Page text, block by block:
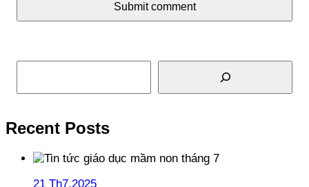
Submit comment
Tìm kiếm
Recent Posts
21 Th7,2025